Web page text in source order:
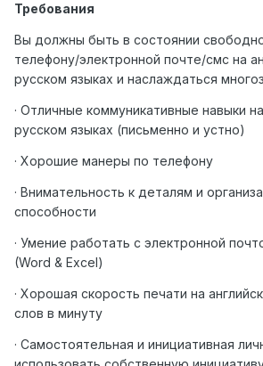
Требования
Вы должны быть в состоянии
телефону/электронной почте/смс на
русском языках и наслаждаться
· Отличные коммуникативные навыки
русском языках (письменно и устно)
· Хорошие манеры по телефону
· Внимательность к деталям и
способности
· Умение работать с электронной
(Word & Excel)
· Хорошая скорость печати на
слов в минуту
· Самостоятельная и инициативная